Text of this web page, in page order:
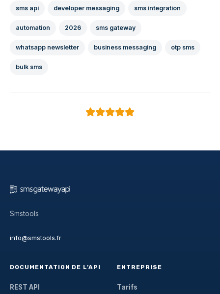
sms api developer messaging sms integration
automation 2026 sms gateway
whatsapp newsletter business messaging otp sms
bulk sms
Smstools
info@smstools.fr
DOCUMENTATION DE L’API
REST API
ENTREPRISE
Tarifs